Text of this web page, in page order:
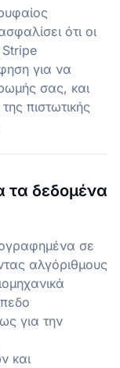
ότι οι
για να
σας, και
πιστωτικής
τα δεδομένα
σε
αλγόριθμους
για την
και